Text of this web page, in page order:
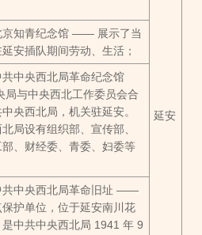
延安
京知青纪念馆 —— 展示了当
安插队期间劳动、生活；
中央西北局革命纪念馆
与中央西北工作委员会合
央西北局，机关驻延安。
局设有组织部、宣传部、
、财经委、青委、妇委等
共中央西北局革命旧址 ——
护单位，位于延安南川花
中共中央西北局 1941 年 9